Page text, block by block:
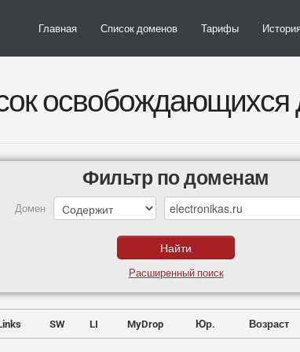
Главная Список доменов Тарифы
освобождающихся
Фильтр по доменам
Домен
Расширенный поиск
SW LI MyDrop Юр. Возраст